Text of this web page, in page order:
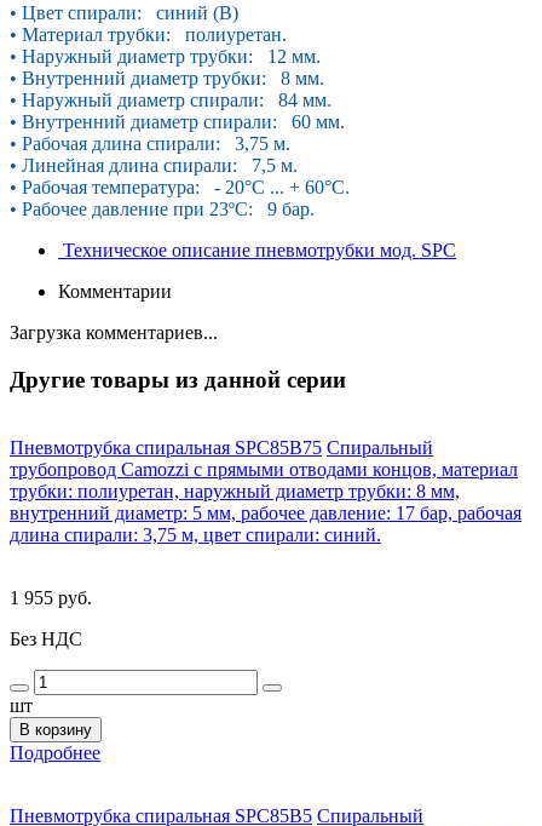
• Цвет спирали: синий (B)
• Материал трубки: полиуретан.
• Наружный диаметр трубки: 12 мм.
• Внутренний диаметр трубки: 8 мм.
• Наружный диаметр спирали: 84 мм.
• Внутренний диаметр спирали: 60 мм.
• Рабочая длина спирали: 3,75 м.
• Линейная длина спирали: 7,5 м.
• Рабочая температура: - 20°С ... + 60°С.
• Рабочее давление при 23ºС: 9 бар.
Техническое описание пневмотрубки мод. SPC
Комментарии
Загрузка комментариев...
Другие товары из данной серии
Пневмотрубка спиральная SPC85B75 Спиральный
трубопровод Camozzi с прямыми отводами концов, материал
трубки: полиуретан, наружный диаметр трубки: 8 мм,
внутренний диаметр: 5 мм, рабочее давление: 17 бар, рабочая
длина спирали: 3,75 м, цвет спирали: синий.
1 955 руб.
Без НДС
шт
В корзину
Подробнее
Пневмотрубка спиральная SPC85B5 Спиральный